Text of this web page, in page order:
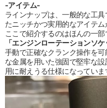
-アイテム-
ラインナップは、一般的な工
たニッチかつ実用的なアイテム
ここで紹介するのはほんの一部
「エンジンローテーションソケ
手動で正確なクランク操作を
な金属を用いた強固で堅牢な
用に耐えうる仕様になっていま